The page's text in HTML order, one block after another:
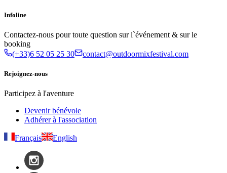
Infoline
Contactez-nous pour toute question sur l`événement & sur le
booking
(+33)6 52 05 25 30
contact@outdoormixfestival.com
Rejoignez-nous
Participez à l'aventure
Devenir bénévole
Adhérer à l'association
Français English